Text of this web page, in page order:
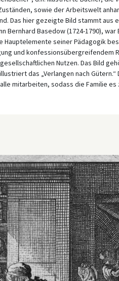
sowie der Arbeitswelt
Das hier gezeigte Bild stammt aus
Bernhard Basedow (1724-1790),
seiner Pädagogik
und konfessionsübergreifendem
Nutzen. Das Bild
das „Verlangen nach
mitarbeiten, sodass die Familie es